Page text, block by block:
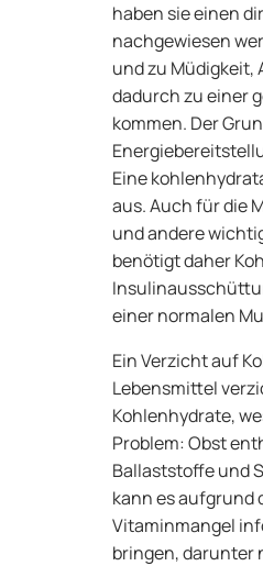
haben sie einen
nachgewiesen
und zu Müdigkeit,
dadurch zu einer
kommen. Der
Eine
aus. Auch für die
und andere
benötigt daher
einer normalen
Ein Verzicht auf
Lebensmittel
Kohlenhydrate,
Problem: Obst
Ballaststoffe und
kann es aufgrund
Vitaminmangel
bringen, darunter